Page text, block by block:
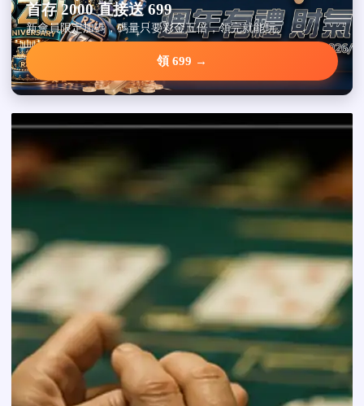
首存 2000 直接送 699
新會員限定加碼，碼量只要彩金五倍，領完就能玩。
領 699 →